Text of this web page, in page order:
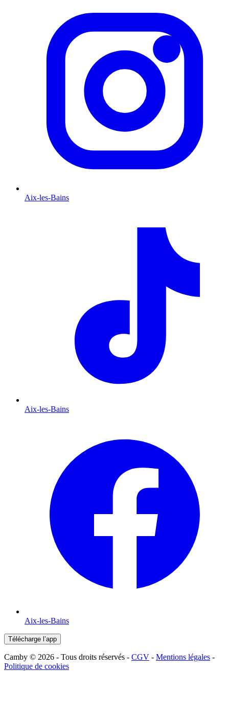
Aix-les-Bains
Aix-les-Bains
Aix-les-Bains
Télécharge l’app
Camby © 2026 - Tous droits réservés - CGV - Mentions légales -
Politique de cookies